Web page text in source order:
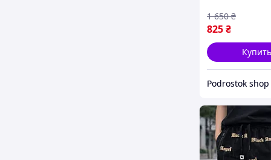
резинке с
детей
825₴
1 650 ₴
Купить
Podrostok shop